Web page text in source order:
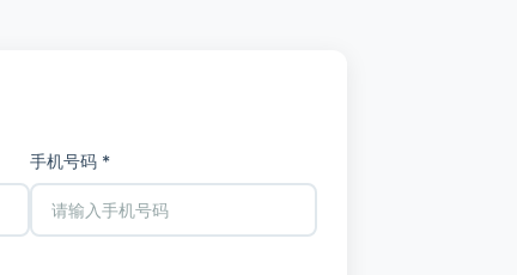
手机号码 *